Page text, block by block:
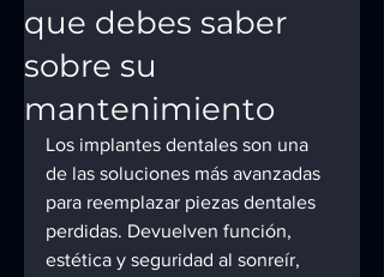
que debes saber
sobre su
mantenimiento
Los implantes dentales son una
de las soluciones más avanzadas
para reemplazar piezas dentales
perdidas. Devuelven función,
estética y seguridad al sonreír,